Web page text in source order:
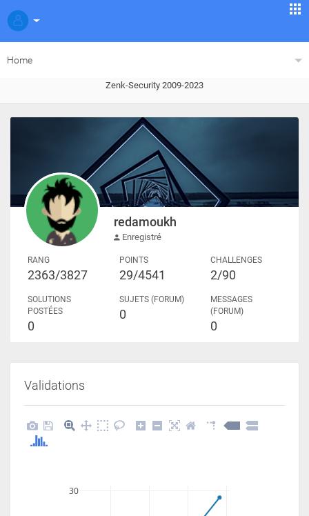
Home
Zenk-Security 2009-2023
redamoukh
Enregistré
RANG
2363/3827
POINTS
29/4541
CHALLENGES
2/90
SOLUTIONS
POSTÉES
0
SUJETS (FORUM)
0
MESSAGES
(FORUM)
0
Validations
30